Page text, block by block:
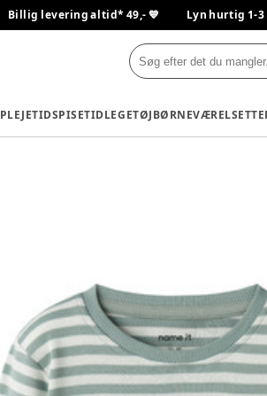
Billig levering altid* 49,- 💙 Lyn hurtig 1-
PLEJETIDSPISETIDLEGETØJBØRNEVÆRELSET